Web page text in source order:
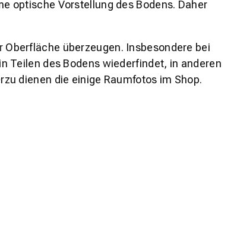
optische Vorstellung des Bodens. Daher
Oberfläche überzeugen. Insbesondere bei
Teilen des Bodens wiederfindet, in anderen
dienen die einige Raumfotos im Shop.